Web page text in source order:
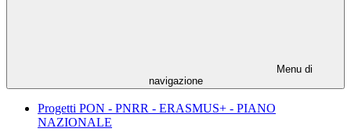
Menu di
navigazione
Progetti PON - PNRR - ERASMUS+ - PIANO
NAZIONALE